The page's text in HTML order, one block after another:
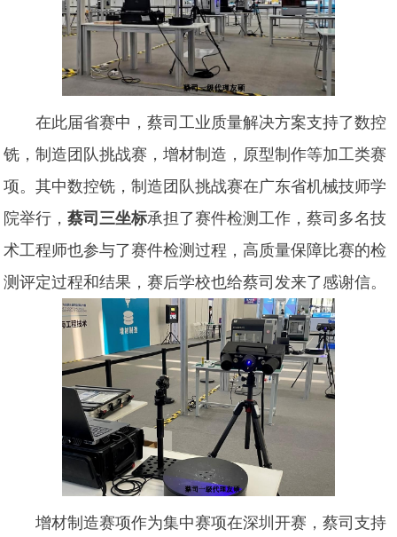
在此届省赛中，蔡司工业质量解决方案支持了数控
铣，制造团队挑战赛，增材制造，原型制作等加工类赛
项。其中数控铣，制造团队挑战赛在广东省机械技师学
院举行，蔡司三坐标承担了赛件检测工作，蔡司多名技
术工程师也参与了赛件检测过程，高质量保障比赛的检
测评定过程和结果，赛后学校也给蔡司发来了感谢信。
增材制造赛项作为集中赛项在深圳开赛，蔡司支持